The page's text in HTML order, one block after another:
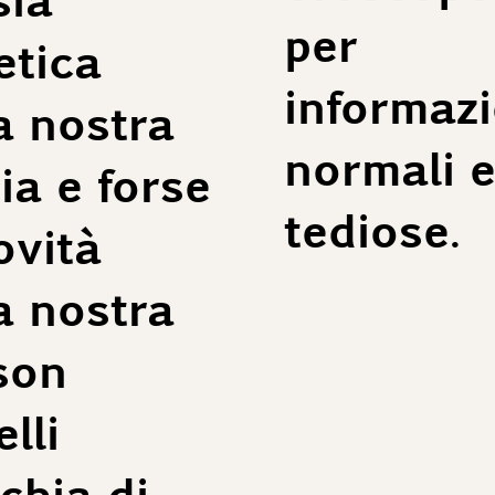
1/2
Spalle:
1/2
nostra
e forse
nostra
per
normali e
tediose.